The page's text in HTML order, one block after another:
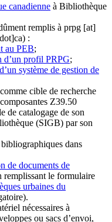
canadienne à Bibliothèque
remplis à prpg [at]
:
au PEB;
d’un profil PRPG;
système de gestion de
cible de recherche
Z39.50
de catalogage de son
(SIGB) par son
dans
de documents de
remplissant le formulaire
urbaines du
nécessaires à
ou sacs d’envoi,